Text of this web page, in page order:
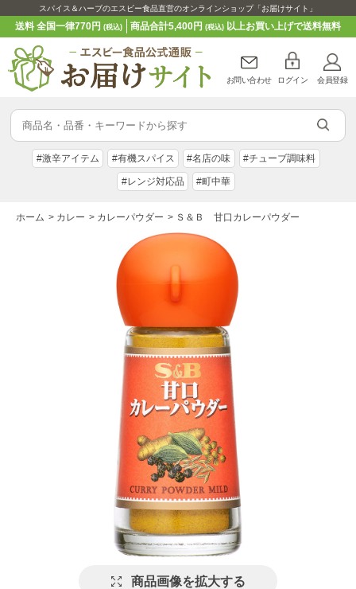
スパイス＆ハーブのエスビー食品直営のオンラインショップ「お届けサイト」
送料 全国一律770円(税込) 商品合計5,400円 (税込)以上お買い上げで送料無料
お問い合わせ ログイン 会員登録
#激辛アイテム #有機スパイス #名店の味 #チューブ調味料
#レンジ対応品 #町中華
ホーム > カレー > カレーパウダー > Ｓ＆Ｂ 甘口カレーパウダー
商品画像を拡大する